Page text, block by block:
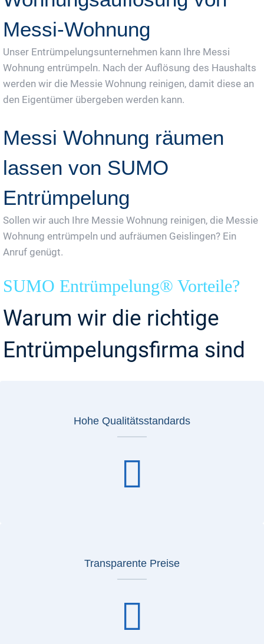
Messi-Wohnung
Unser Entrümpelungsunternehmen kann Ihre Messi
Wohnung entrümpeln. Nach der Auflösung des Haushalts
werden wir die Messie Wohnung reinigen, damit diese an
den Eigentümer übergeben werden kann.
Messi Wohnung räumen
lassen von SUMO
Entrümpelung
Sollen wir auch Ihre Messie Wohnung reinigen, die Messie
Wohnung entrümpeln und aufräumen Geislingen? Ein
Anruf genügt.
SUMO Entrümpelung® Vorteile?
Warum wir die richtige
Entrümpelungsfirma sind
Hohe Qualitätsstandards
Transparente Preise